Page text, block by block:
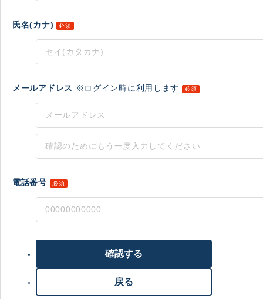
氏名(カナ) 必須
メールアドレス ※ログイン時に利用します 必須
電話番号 必須
戻る
確認する